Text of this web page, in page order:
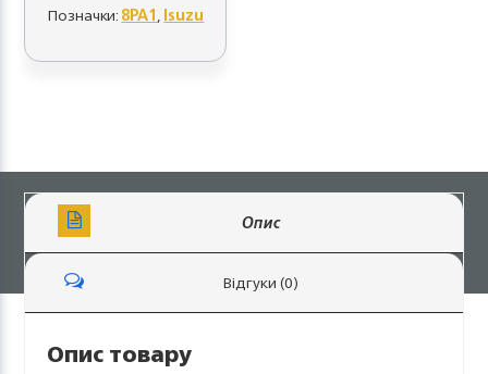
Позначки:8PA1,Isuzu
Опис
Відгуки (0)
Опис товару